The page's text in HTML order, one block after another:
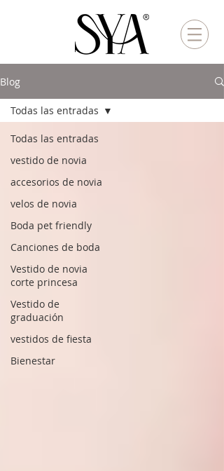
Blog
Todas las entradas
vestido de novia
accesorios de novia
velos de novia
Boda pet friendly
Canciones de boda
Vestido de novia
corte princesa
Vestido de
graduación
vestidos de fiesta
Bienestar
Todas las entradas